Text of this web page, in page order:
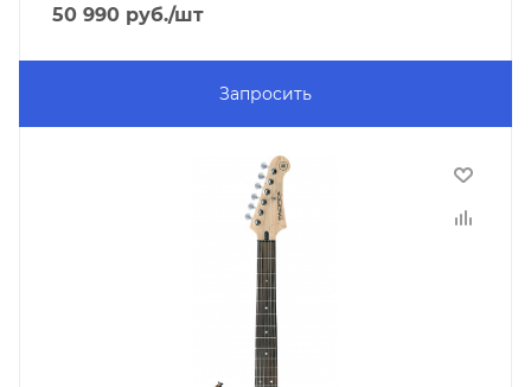
50 990 руб./шт
Запросить